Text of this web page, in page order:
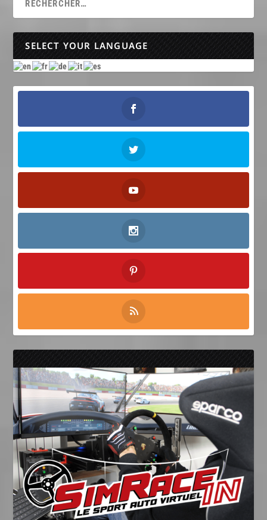
SELECT YOUR LANGUAGE